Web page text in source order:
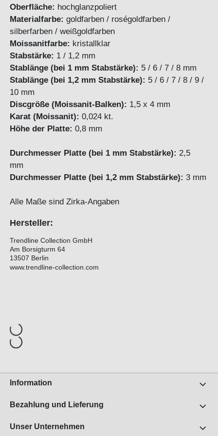
Oberfläche: hochglanzpoliert
Materialfarbe: goldfarben / roségoldfarben /
silberfarben / weißgoldfarben
Moissanitfarbe: kristallklar
Stabstärke: 1 / 1,2 mm
Stablänge (bei 1 mm Stabstärke): 5 / 6 / 7 / 8 mm
Stablänge (bei 1,2 mm Stabstärke): 5 / 6 / 7 / 8 / 9 /
10 mm
Discgröße (Moissanit-Balken): 1,5 x 4 mm
Karat (Moissanit): 0,024 kt.
Höhe der Platte: 0,8 mm
Durchmesser Platte (bei 1 mm Stabstärke): 2,5
mm
Durchmesser Platte (bei 1,2 mm Stabstärke): 3 mm
Alle Maße sind Zirka-Angaben
Hersteller:
Trendline Collection GmbH
Am Borsigturm 64
13507 Berlin
www.trendline-collection.com
Information
Bezahlung und Lieferung
Unser Unternehmen